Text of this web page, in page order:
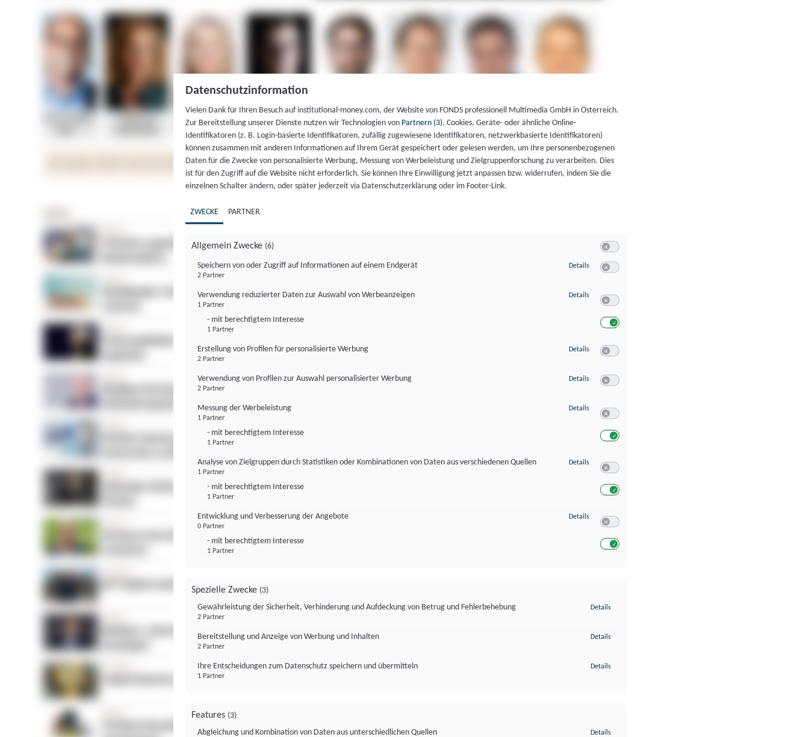
Datenschutzinformation
Vielen Dank für Ihren Besuch auf institutional-money.com, der Website von FONDS professionell Multimedia GmbH in Österreich.
Zur Bereitstellung unserer Dienste nutzen wir Technologien von Partnern (3). Cookies, Geräte- oder ähnliche Online-
Identifikatoren (z. B. Login-basierte Identifikatoren, zufällig zugewiesene Identifikatoren, netzwerkbasierte Identifikatoren)
können zusammen mit anderen Informationen auf Ihrem Gerät gespeichert oder gelesen werden, um Ihre personenbezogenen
Daten für die Zwecke von personalisierte Werbung, Messung von Werbeleistung und Zielgruppenforschung zu verarbeiten. Dies
ist für den Zugriff auf die Website nicht erforderlich. Sie können Ihre Einwilligung jetzt anpassen bzw. widerrufen, indem Sie die
einzelnen Schalter ändern, oder später jederzeit via Datenschutzerklärung oder im Footer-Link.
ZWECKE PARTNER
Allgemein Zwecke (6)
Speichern von oder Zugriff auf Informationen auf einem Endgerät
2 Partner
Details zu Speichern von oder Zugriff auf Informationen auf einem Endgerät
Verwendung reduzierter Daten zur Auswahl von Werbeanzeigen
1 Partner
- mit berechtigtem Interesse
1 Partner
Details zu Verwendung reduzierter Daten zur Auswahl von Werbeanzeigen
Erstellung von Profilen für personalisierte Werbung
2 Partner
Details zu Erstellung von Profilen für personalisierte Werbung
Verwendung von Profilen zur Auswahl personalisierter Werbung
2 Partner
Details zu Verwendung von Profilen zur Auswahl personalisierter Werbung
Messung der Werbeleistung
1 Partner
- mit berechtigtem Interesse
1 Partner
Details zu Messung der Werbeleistung
Analyse von Zielgruppen durch Statistiken oder Kombinationen von Daten aus verschiedenen Quellen
1 Partner
- mit berechtigtem Interesse
1 Partner
Details zu Analyse von Zielgruppen durch Statistiken oder Kombinationen von
Entwicklung und Verbesserung der Angebote
0 Partner
- mit berechtigtem Interesse
1 Partner
Details zu Entwicklung und Verbesserung der Angebote
Spezielle Zwecke (3)
Gewährleistung der Sicherheit, Verhinderung und Aufdeckung von Betrug und Fehlerbehebung
2 Partner
Details
Bereitstellung und Anzeige von Werbung und Inhalten
2 Partner
Details
Ihre Entscheidungen zum Datenschutz speichern und übermitteln
1 Partner
Details
Features (3)
Abgleichung und Kombination von Daten aus unterschiedlichen Quellen
Details